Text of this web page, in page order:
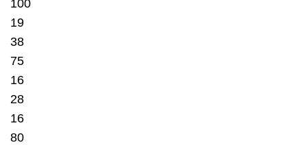
100
19
38
75
16
28
16
80